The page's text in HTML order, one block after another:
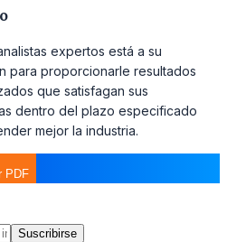
expertos está a su
para proporcionarle resultados
que satisfagan sus
dentro del plazo especificado
mejor la industria.
PDF
Suscribirse